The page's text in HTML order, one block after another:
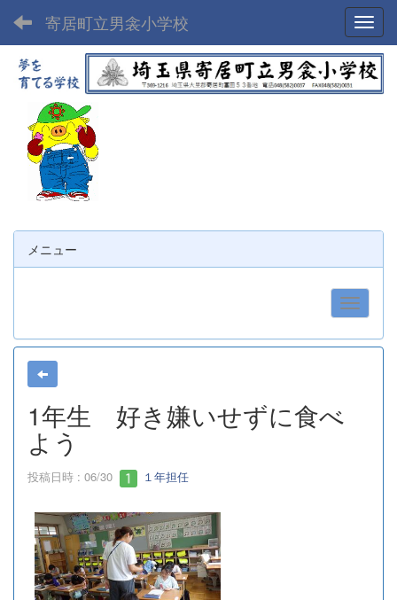
寄居町立男衾小学校
メニュー
1年生 好き嫌いせずに食べ
よう
投稿日時 : 06/30 １年担任